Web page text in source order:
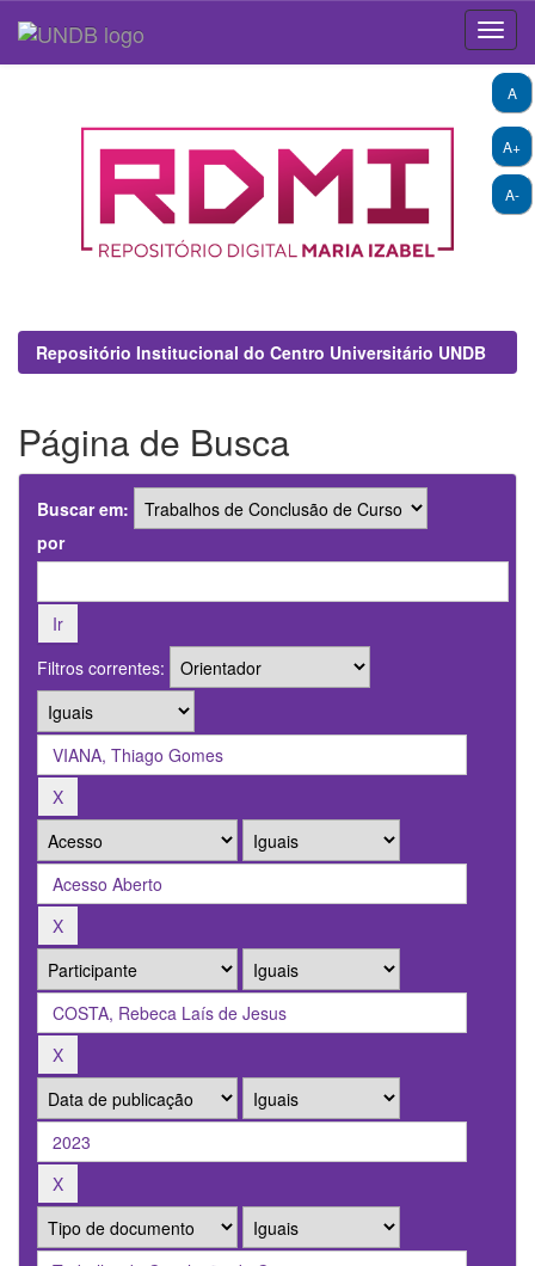
A+
A-
A
Repositório Institucional do Centro Universitário UNDB
Página de Busca
Buscar em:
por
Filtros correntes: